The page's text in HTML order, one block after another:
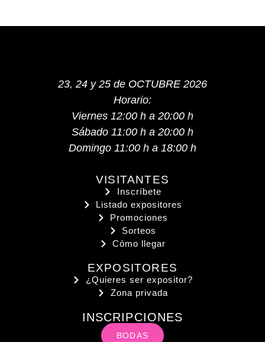
23, 24 y 25 de OCTUBRE 2026
Horario:
Viernes 12:00 h a 20:00 h
Sábado 11:00 h a 20:00 h
Domingo 11:00 h a 18:00 h
VISITANTES
Inscríbete
Listado expositores
Promociones
Sorteos
Cómo llegar
EXPOSITORES
¿Quieres ser expositor?
Zona privada
INSCRIPCIONES
BODAS